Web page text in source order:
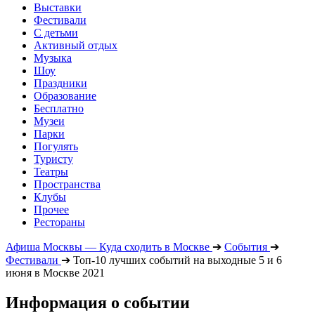
Выставки
Фестивали
С детьми
Активный отдых
Музыка
Шоу
Праздники
Образование
Бесплатно
Музеи
Парки
Погулять
Туристу
Театры
Пространства
Клубы
Прочее
Рестораны
Афиша Москвы — Куда сходить в Москве ➔ События ➔
Фестивали ➔ Топ-10 лучших событий на выходные 5 и 6
июня в Москве 2021
Информация о событии